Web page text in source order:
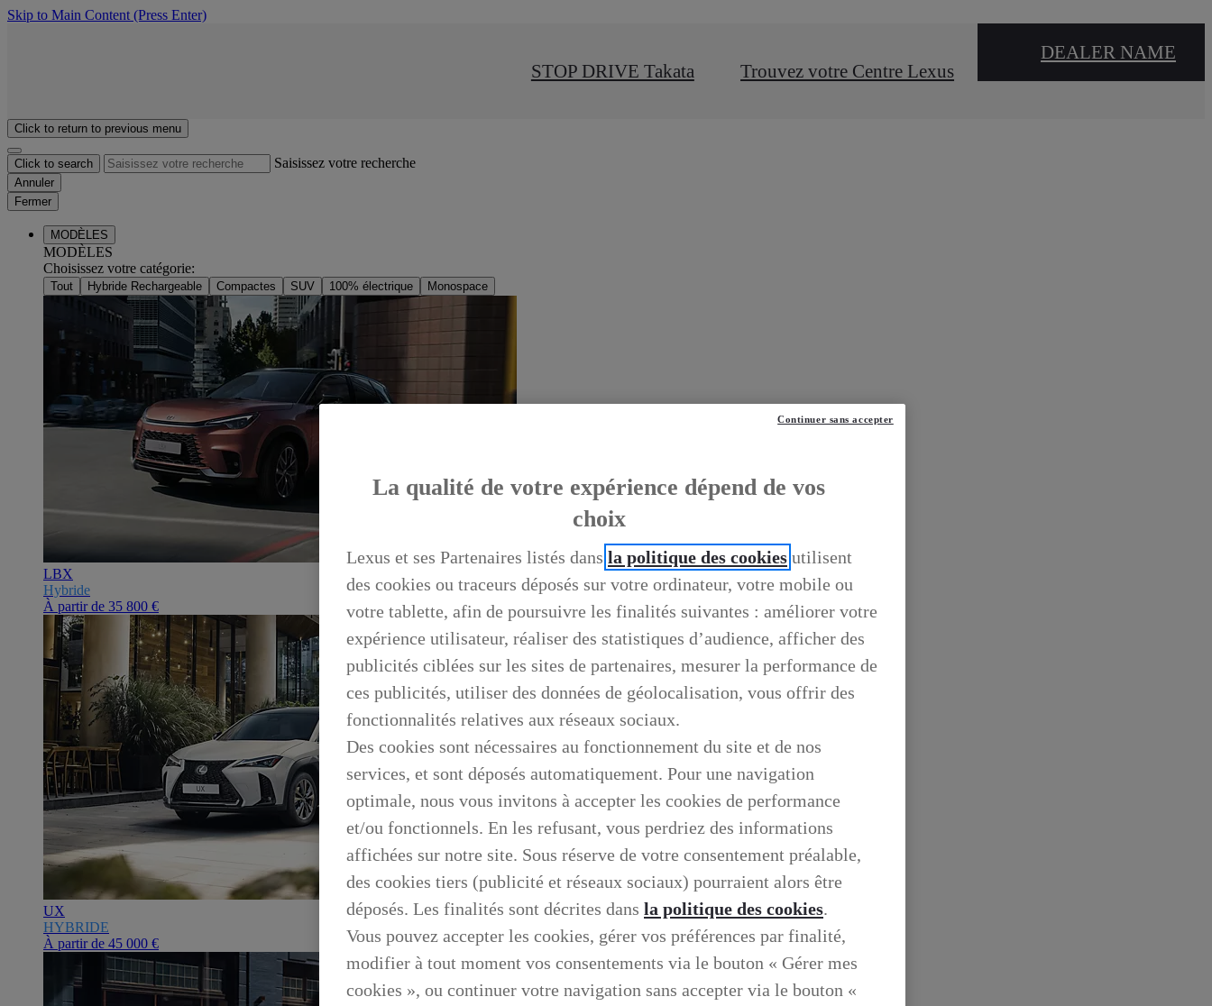
Skip to Main Content (Press Enter)
STOP DRIVE Takata Trouvez votre Centre Lexus
DEALER NAME
Click to return to previous menu
Click to search Saisissez votre recherche
Annuler
Fermer
MODÈLES
MODÈLES
Choisissez votre catégorie:
Tout Hybride Rechargeable Compactes SUV 100% électrique Monospace
LBX
Hybride
À partir de 35 800 €
UX
HYBRIDE
À partir de 45 000 €
La qualité de votre expérience dépend de vos
choix
Lexus et ses Partenaires listés dans la politique des cookies utilisent
des cookies ou traceurs déposés sur votre ordinateur, votre mobile ou
votre tablette, afin de poursuivre les finalités suivantes : améliorer votre
expérience utilisateur, réaliser des statistiques d’audience, afficher des
publicités ciblées sur les sites de partenaires, mesurer la performance de
ces publicités, utiliser des données de géolocalisation, vous offrir des
fonctionnalités relatives aux réseaux sociaux.
Des cookies sont nécessaires au fonctionnement du site et de nos
services, et sont déposés automatiquement. Pour une navigation
optimale, nous vous invitons à accepter les cookies de performance
et/ou fonctionnels. En les refusant, vous perdriez des informations
affichées sur notre site. Sous réserve de votre consentement préalable,
des cookies tiers (publicité et réseaux sociaux) pourraient alors être
déposés. Les finalités sont décrites dans la politique des cookies.
Vous pouvez accepter les cookies, gérer vos préférences par finalité,
modifier à tout moment vos consentements via le bouton « Gérer mes
cookies », ou continuer votre navigation sans accepter via le bouton «
Continuer sans accepter